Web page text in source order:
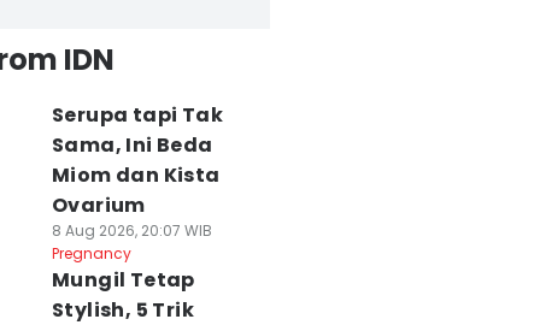
IDN
Serupa tapi Tak
Sama, Ini Beda
Miom dan Kista
Ovarium
8 Aug 2026, 20:07 WIB
Pregnancy
Mungil Tetap
Stylish, 5 Trik